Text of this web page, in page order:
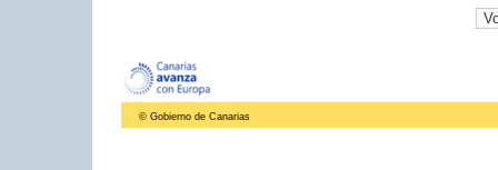
© Gobierno de Canarias